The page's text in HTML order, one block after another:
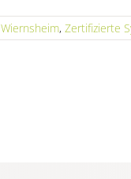
Wiernsheim, Zertifizierte